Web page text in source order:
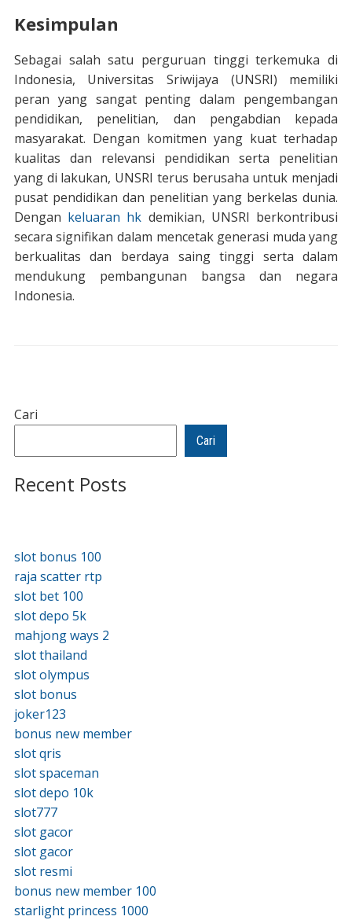
Cari
Cari
Recent Posts
slot bonus 100
raja scatter rtp
slot bet 100
slot depo 5k
mahjong ways 2
slot thailand
slot olympus
slot bonus
joker123
bonus new member
slot qris
slot spaceman
slot depo 10k
slot777
slot gacor
slot gacor
slot resmi
bonus new member 100
starlight princess 1000
Kesimpulan
Sebagai salah satu perguruan tinggi terkemuka di
Indonesia, Universitas Sriwijaya (UNSRI) memiliki
peran yang sangat penting dalam pengembangan
pendidikan, penelitian, dan pengabdian kepada
masyarakat. Dengan komitmen yang kuat terhadap
kualitas dan relevansi pendidikan serta penelitian
yang di lakukan, UNSRI terus berusaha untuk menjadi
pusat pendidikan dan penelitian yang berkelas dunia.
Dengan keluaran hk demikian, UNSRI berkontribusi
secara signifikan dalam mencetak generasi muda yang
berkualitas dan berdaya saing tinggi serta dalam
mendukung pembangunan bangsa dan negara
Indonesia.